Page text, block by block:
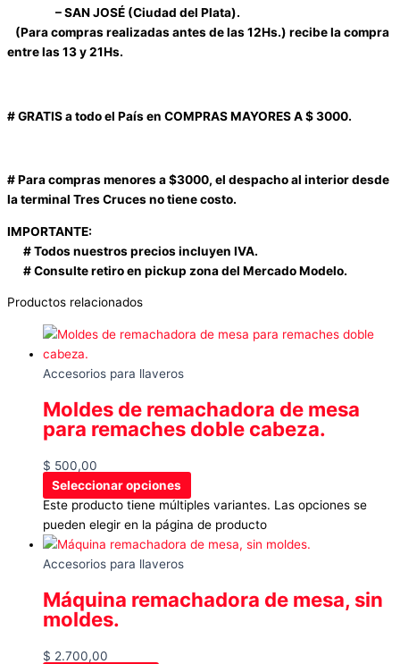
– SAN JOSÉ (Ciudad del Plata).
(Para compras realizadas antes de las 12Hs.) recibe la compra
entre las 13 y 21Hs.
# GRATIS a todo el País en COMPRAS MAYORES A $ 3000.
# Para compras menores a $3000, el despacho al interior desde
la terminal Tres Cruces no tiene costo.
IMPORTANTE:
# Todos nuestros precios incluyen IVA.
# Consulte retiro en pickup zona del Mercado Modelo.
Productos relacionados
Accesorios para llaveros
Moldes de remachadora de mesa
para remaches doble cabeza.
$ 500,00
Seleccionar opciones
Este producto tiene múltiples variantes. Las opciones se
pueden elegir en la página de producto
Accesorios para llaveros
Máquina remachadora de mesa, sin
moldes.
$ 2.700,00